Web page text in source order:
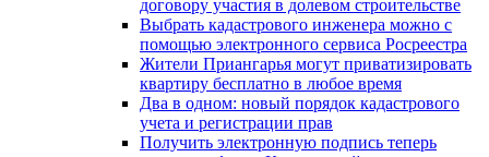
договору участия в долевом строительстве
Выбрать кадастрового инженера можно с
помощью электронного сервиса Росреестра
Жители Приангарья могут приватизировать
квартиру бесплатно в любое время
Два в одном: новый порядок кадастрового
учета и регистрации прав
Получить электронную подпись теперь